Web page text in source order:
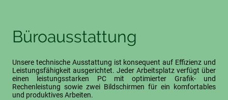
Büroausstattung
Unsere technische Ausstattung ist konsequent auf Effizienz und
Leistungsfähigkeit ausgerichtet. Jeder Arbeitsplatz verfügt über
einen leistungsstarken PC mit optimierter Grafik- und
Rechenleistung sowie zwei Bildschirmen für ein komfortables
und produktives Arbeiten.